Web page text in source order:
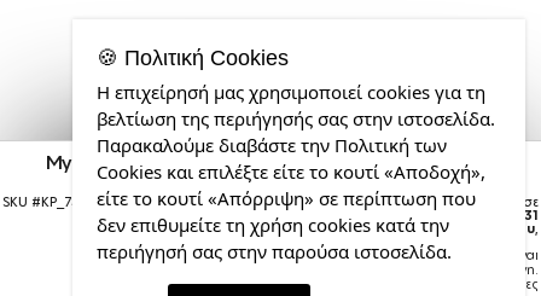
My Dad, my Hero!!!, Κούπα καρδιά χερούλι μαύρη,
κεραμική, 330ml
SKU #KP_7368_mug-black-heart Η παραγγελία σας θα παραδοθεί σε
courier έως την Δευτέρα 31
Αυγούστου,
Σημείωση:Η παράδοση στο courier είναι
εκτιμώμενη.
1–3 εργάσιμες
Expert
Web
Development
Services
από
την
CDL.gr
🍪 Πολιτική Cookies
Η επιχείρησή μας χρησιμοποιεί cookies για τη
βελτίωση της περιήγησής σας στην ιστοσελίδα.
Παρακαλούμε διαβάστε την Πολιτική των
Cookies και επιλέξτε είτε το κουτί «Αποδοχή»,
είτε το κουτί «Απόρριψη» σε περίπτωση που
δεν επιθυμείτε τη χρήση cookies κατά την
περιήγησή σας στην παρούσα ιστοσελίδα.